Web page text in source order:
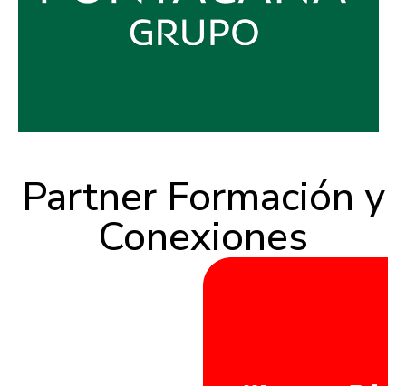
Partner Formación y
Conexiones